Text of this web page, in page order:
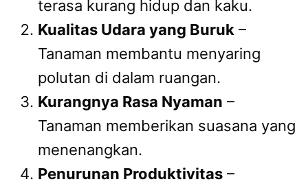
terasa kurang hidup dan kaku.
Kualitas Udara yang Buruk –
Tanaman membantu menyaring
polutan di dalam ruangan.
Kurangnya Rasa Nyaman –
Tanaman memberikan suasana yang
menenangkan.
Penurunan Produktivitas –